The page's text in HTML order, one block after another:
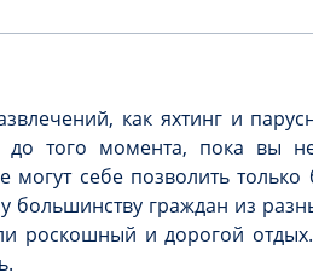
как яхтинг и
до того момента, пока вы
себе позволить только
большинству граждан из
роскошный и дорогой